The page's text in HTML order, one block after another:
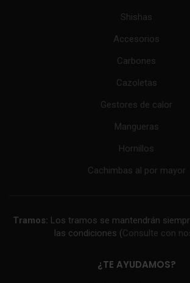
Shishas
Accesorios
Carbones
Cazoletas
Gestores de calor
Mangueras
Hornillos
Cachimbas al por mayor
Tramos: Los tramos se mantendrán
las condiciones (Consulte con
¿TE AYUDAMOS?